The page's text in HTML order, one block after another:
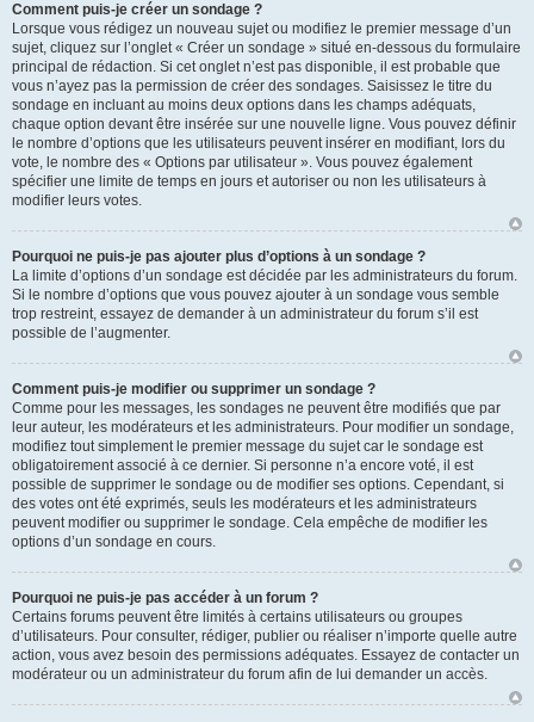
Comment puis-je créer un sondage ?
Lorsque vous rédigez un nouveau sujet ou modifiez le premier message d’un
sujet, cliquez sur l’onglet « Créer un sondage » situé en-dessous du formulaire
principal de rédaction. Si cet onglet n’est pas disponible, il est probable que
vous n’ayez pas la permission de créer des sondages. Saisissez le titre du
sondage en incluant au moins deux options dans les champs adéquats,
chaque option devant être insérée sur une nouvelle ligne. Vous pouvez définir
le nombre d’options que les utilisateurs peuvent insérer en modifiant, lors du
vote, le nombre des « Options par utilisateur ». Vous pouvez également
spécifier une limite de temps en jours et autoriser ou non les utilisateurs à
modifier leurs votes.
Pourquoi ne puis-je pas ajouter plus d’options à un sondage ?
La limite d’options d’un sondage est décidée par les administrateurs du forum.
Si le nombre d’options que vous pouvez ajouter à un sondage vous semble
trop restreint, essayez de demander à un administrateur du forum s’il est
possible de l’augmenter.
Comment puis-je modifier ou supprimer un sondage ?
Comme pour les messages, les sondages ne peuvent être modifiés que par
leur auteur, les modérateurs et les administrateurs. Pour modifier un sondage,
modifiez tout simplement le premier message du sujet car le sondage est
obligatoirement associé à ce dernier. Si personne n’a encore voté, il est
possible de supprimer le sondage ou de modifier ses options. Cependant, si
des votes ont été exprimés, seuls les modérateurs et les administrateurs
peuvent modifier ou supprimer le sondage. Cela empêche de modifier les
options d’un sondage en cours.
Pourquoi ne puis-je pas accéder à un forum ?
Certains forums peuvent être limités à certains utilisateurs ou groupes
d’utilisateurs. Pour consulter, rédiger, publier ou réaliser n’importe quelle autre
action, vous avez besoin des permissions adéquates. Essayez de contacter un
modérateur ou un administrateur du forum afin de lui demander un accès.